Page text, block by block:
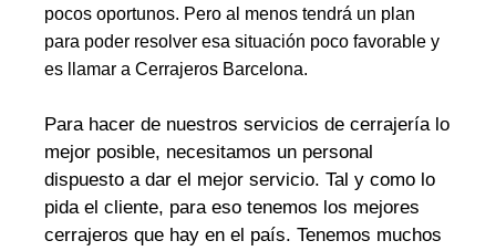
pocos oportunos. Pero al menos tendrá un plan
para poder resolver esa situación poco favorable y
es llamar a Cerrajeros Barcelona.
Para hacer de nuestros servicios de cerrajería lo
mejor posible, necesitamos un personal
dispuesto a dar el mejor servicio. Tal y como lo
pida el cliente, para eso tenemos los mejores
cerrajeros que hay en el país. Tenemos muchos